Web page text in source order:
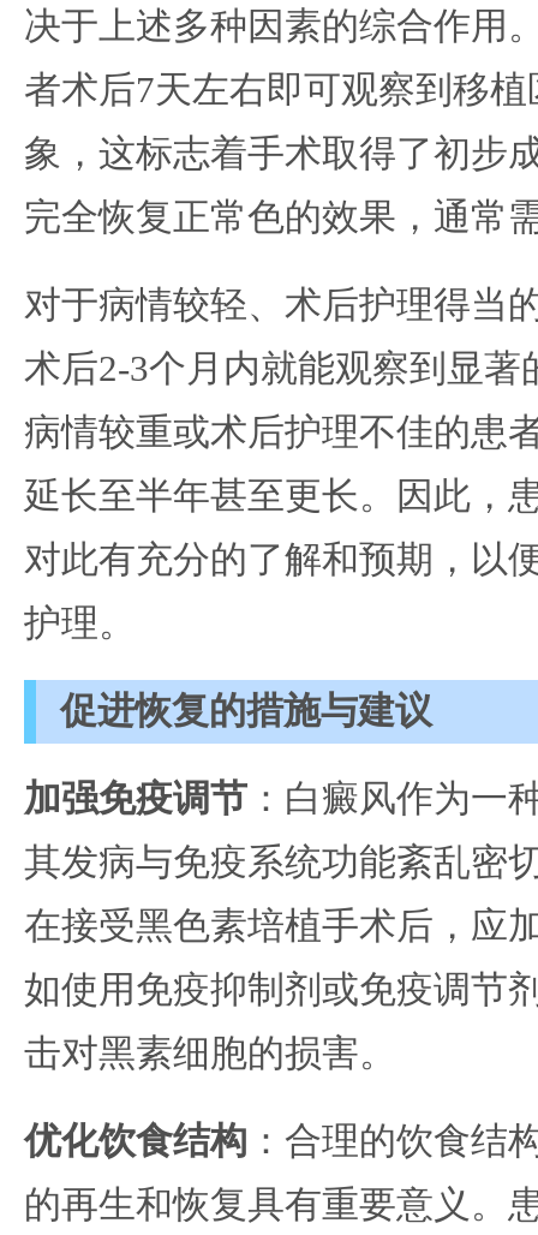
决于上述多种因素的综合作用
者术后7天左右即可观察到移
象，这标志着手术取得了初步
完全恢复正常色的效果，通常
对于病情较轻、术后护理得当
术后2-3个月内就能观察到显著
病情较重或术后护理不佳的患
延长至半年甚至更长。因此，
对此有充分的了解和预期，以
护理。
促进恢复的措施与建议
加强免疫调节 ：白癜风作为一
其发病与免疫系统功能紊乱密
在接受黑色素培植手术后，应
如使用免疫抑制剂或免疫调节
击对黑素细胞的损害。
优化饮食结构 ：合理的饮食结
的再生和恢复具有重要意义。